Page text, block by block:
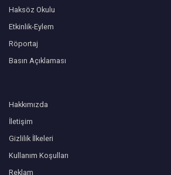
Haksöz Okulu
Etkinlik-Eylem
Röportaj
Basın Açıklaması
Hakkımızda
İletişim
Gizlilik İlkeleri
Kullanım Koşulları
Reklam